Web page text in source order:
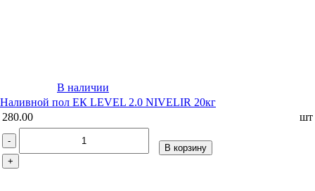
В наличии
Наливной пол ЕК LEVEL 2.0 NIVELIR 20кг
280.00
шт
-
+
В корзину